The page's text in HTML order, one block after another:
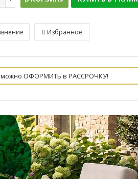
Избранное
можно ОФОРМИТЬ в РАССРОЧКУ!